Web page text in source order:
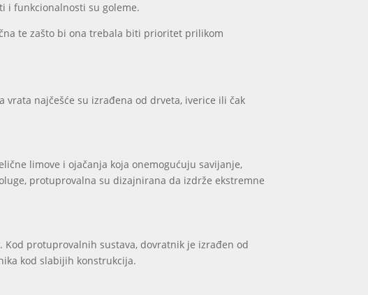
i funkcionalnosti su goleme.
te zašto bi ona trebala biti prioritet prilikom
najčešće su izrađena od drveta, iverice ili čak
limove i ojačanja koja onemogućuju savijanje,
protuprovalna su dizajnirana da izdrže ekstremne
protuprovalnih sustava, dovratnik je izrađen od
kod slabijih konstrukcija.